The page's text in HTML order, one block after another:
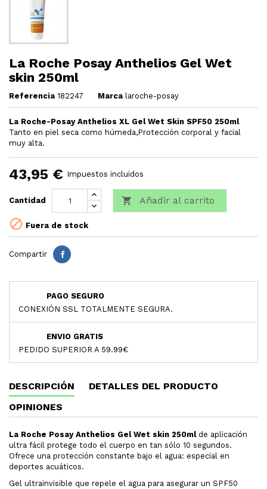
La Roche Posay Anthelios Gel Wet
skin 250ml
Referencia 182247 Marca laroche-posay
La Roche-Posay Anthelios XL Gel Wet Skin SPF50 250ml
Tanto en piel seca como húmeda,Protección corporal y facial
muy alta.
43,95 € Impuestos incluidos
Cantidad  Añadir al carrito
 Fuera de stock
Compartir
PAGO SEGURO
CONEXIÓN SSL TOTALMENTE SEGURA.
ENVIO GRATIS
PEDIDO SUPERIOR A 59.99€
DESCRIPCIÓN
DETALLES DEL PRODUCTO
OPINIONES
La Roche Posay Anthelios Gel Wet skin 250mlde aplicación
ultra fácil protege todo el cuerpo en tan sólo 10 segundos.
Ofrece una protección constante bajo el agua: especial en
deportes acuáticos.
Gel ultrainvisible que repele el agua para asegurar un SPF50